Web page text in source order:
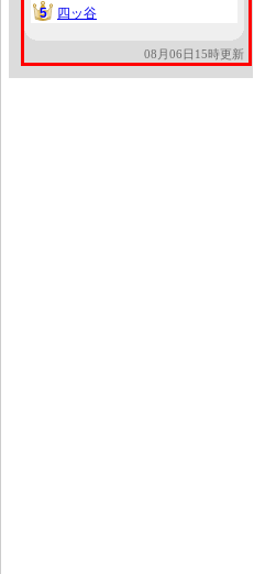
5
5 四ッ谷
08月06日15時更新